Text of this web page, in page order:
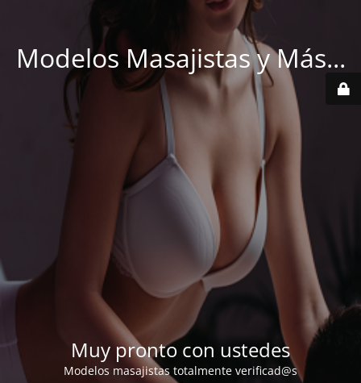
Modelos Masajistas y Más...
Muy pronto con ustedes
Modelos masajistas totalmente verificad@s